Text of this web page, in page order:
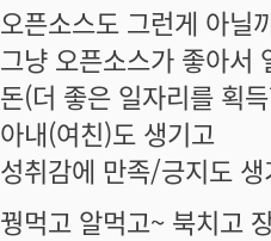
오픈소스도 그런게 아닐
그냥 오픈소스가 좋아서
돈(더 좋은 일자리를 획
아내(여친)도 생기고
성취감에 만족/긍지도
꿩먹고 알먹고~ 북치고